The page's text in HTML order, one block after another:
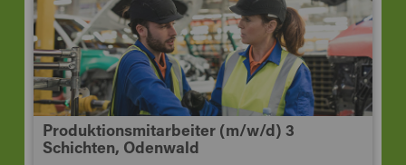
Produktionsmitarbeiter (m/w/d) 3
Schichten, Odenwald